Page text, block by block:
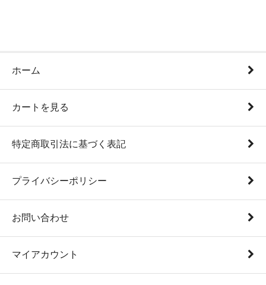
ホーム
カートを見る
特定商取引法に基づく表記
プライバシーポリシー
お問い合わせ
マイアカウント